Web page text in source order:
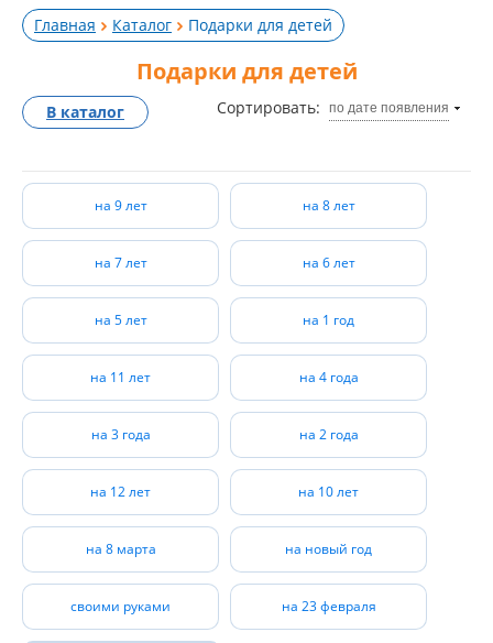
Главная Каталог Подарки для детей
Подарки для детей
Сортировать: по дате появления
В каталог
на 9 лет на 8 лет
на 7 лет на 6 лет
на 5 лет на 1 год
на 11 лет на 4 года
на 3 года на 2 года
на 12 лет на 10 лет
на 8 марта на новый год
своими руками на 23 февраля